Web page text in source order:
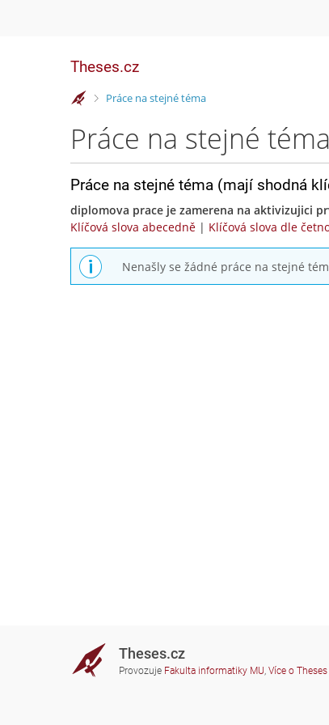
Theses.cz
>Práce na stejné téma
Práce na stejné téma
Práce na stejné téma (mají shodná
diplomova prace je zamerena na aktivizujici
Klíčová slova abecedně | Klíčová slova dle
Nenašly se žádné práce na stejné
Theses.cz
Provozuje Fakulta informatiky MU, Více o Theses